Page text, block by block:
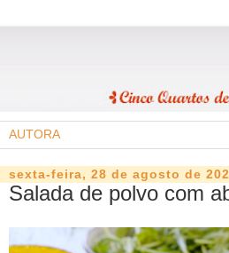
sexta-feira, 28 de agosto de
Salada de polvo com